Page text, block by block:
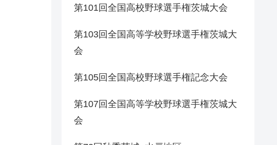
第101回全国高校野球選手権茨城大会
第103回全国高等学校野球選手権茨城大
会
第105回全国高校野球選手権記念大会
第107回全国高等学校野球選手権茨城大
会